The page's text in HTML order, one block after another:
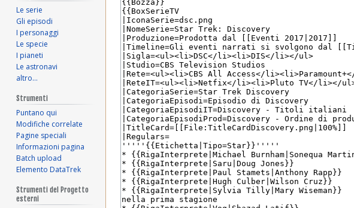
Le serie
Gli episodi
I personaggi
Le specie
I pianeti
Le astronavi
altro…
Strumenti
Puntano qui
Modifiche correlate
Pagine speciali
Informazioni pagina
Batch upload
Elemento DataTrek
Strumenti del Progetto
esterni